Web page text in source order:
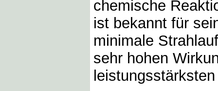
chemische
ist bekannt für
minimale
sehr hohen